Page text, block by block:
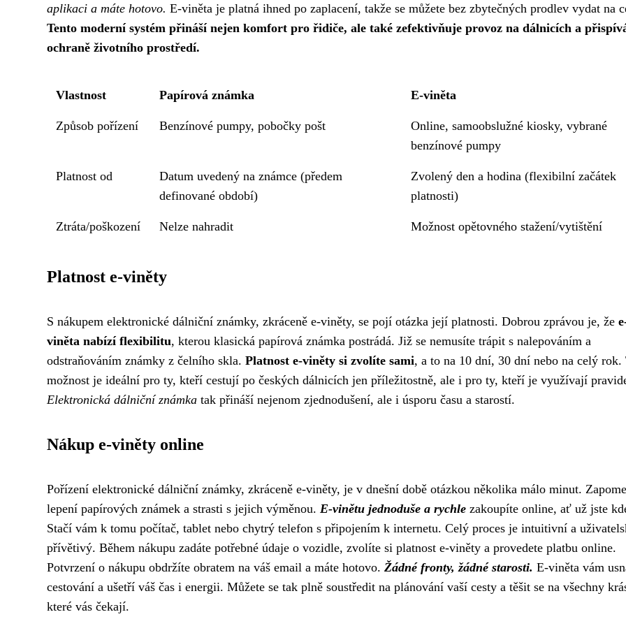
aplikaci a máte hotovo. E-viněta je platná ihned po zaplacení, takže se můžete bez zbytečných prodlev vydat na
Tento moderní systém přináší nejen komfort pro řidiče, ale také zefektivňuje provoz na dálnicích a
ochraně životního prostředí.
Vlastnost Papírová známka E-viněta
Způsob pořízení Benzínové pumpy, pobočky pošt
Online, samoobslužné kiosky, vybrané
benzínové pumpy
Platnost od
Datum uvedený na známce (předem
definované období)
Zvolený den a hodina (flexibilní začátek
platnosti)
Ztráta/poškození Nelze nahradit Možnost opětovného stažení/vytištění
Platnost e-viněty
S nákupem elektronické dálniční známky, zkráceně e-viněty, se pojí otázka její platnosti. Dobrou zprávou je, že
viněta nabízí flexibilitu, kterou klasická papírová známka postrádá. Již se nemusíte trápit s nalepováním a
odstraňováním známky z čelního skla. Platnost e-viněty si zvolíte sami, a to na 10 dní, 30 dní nebo na celý rok.
možnost je ideální pro ty, kteří cestují po českých dálnicích jen příležitostně, ale i pro ty, kteří je využívají
Elektronická dálniční známka tak přináší nejenom zjednodušení, ale i úsporu času a starostí.
Nákup e-viněty online
Pořízení elektronické dálniční známky, zkráceně e-viněty, je v dnešní době otázkou několika málo minut.
lepení papírových známek a strasti s jejich výměnou. E-vinětu jednoduše a rychle zakoupíte online, ať už jste
Stačí vám k tomu počítač, tablet nebo chytrý telefon s připojením k internetu. Celý proces je intuitivní a
přívětivý. Během nákupu zadáte potřebné údaje o vozidle, zvolíte si platnost e-viněty a provedete platbu online.
Potvrzení o nákupu obdržíte obratem na váš email a máte hotovo. Žádné fronty, žádné starosti. E-viněta vám
cestování a ušetří váš čas i energii. Můžete se tak plně soustředit na plánování vaší cesty a těšit se na všechny
které vás čekají.